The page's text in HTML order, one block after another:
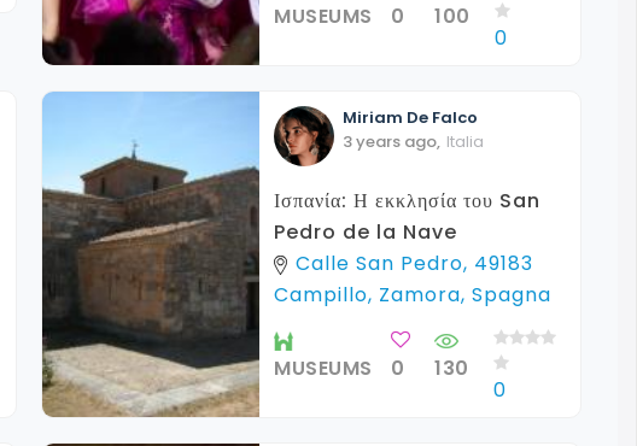
MUSEUMS 0 100
0
Miriam De Falco
3 years ago, Italia
Ισπανία: Η εκκλησία του San
Pedro de la Nave
Calle San Pedro, 49183
Campillo, Zamora, Spagna
MUSEUMS 0 130
0